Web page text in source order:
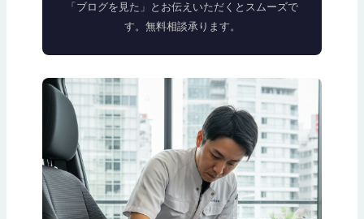
「ブログを見た」とお伝えいただくとスムーズで
す。無料相談承ります。